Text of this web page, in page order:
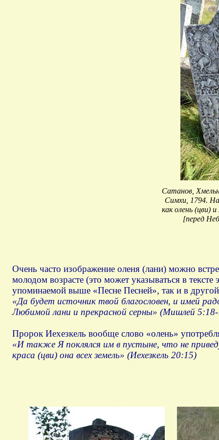
Сатанов,
Симхи, 1794.
как олень (цви)
[перед
Очень часто изображение оленя (лани) можно
молодом возрасте (это может указываться в
упоминаемой выше «Песне Песней», так и в
«Да будет источник твой благословен, и имей
Любимой лани и прекрасной серны» (Мишлей
Пророк Иехезкель вообще слово «олень»
«И также Я поклялся им в пустыне, что не
краса (цви) она всех земель» (Иехезкель 20:15)